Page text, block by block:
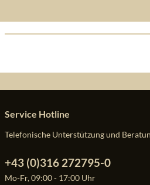
Service Hotline
Telefonische Unterstützung und
+43 (0)316 272795-0
Mo-Fr, 09:00 - 17:00 Uhr